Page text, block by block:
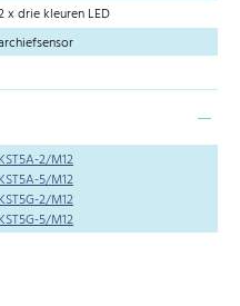
x drie kleuren LED
2/M12
5/M12
2/M12
5/M12